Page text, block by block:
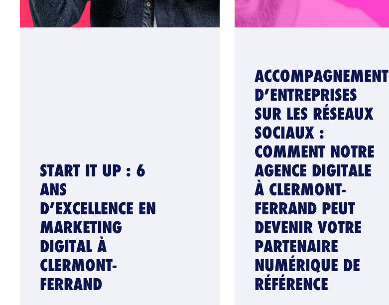
START IT UP : 6
ANS
D’EXCELLENCE EN
MARKETING
DIGITAL À
CLERMONT-
FERRAND
ACCOMPAGNEMENT
D’ENTREPRISES
SUR LES RÉSEAUX
SOCIAUX :
COMMENT NOTRE
AGENCE DIGITALE
À CLERMONT-
FERRAND PEUT
DEVENIR VOTRE
PARTENAIRE
NUMÉRIQUE DE
RÉFÉRENCE